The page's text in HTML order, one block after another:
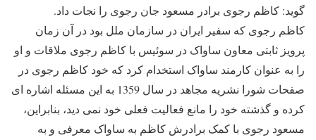
گوید: کاظم رجوی برادر مسعود جان رجوی را نجات داد.
کاظم رجوی که سفیر ایران در سازمان ملل بود در آن زمان
پرویز ثابتی معاون ساواک در سوئیس با کاظم رجوی ملاقات و او
را به عنوان کارمند ساواک استخدام کرد که خود کاظم رجوی در
صفحات شورا نشریه مجاهد در سال 1359 به این مسئله اشاره ای
کرده و گذشته خود را مانع فعالیت فعلی خود نمی دید، بنابراین،
مسعود رجوی با کمک برادرش کاظم به ساواک معرفی و به